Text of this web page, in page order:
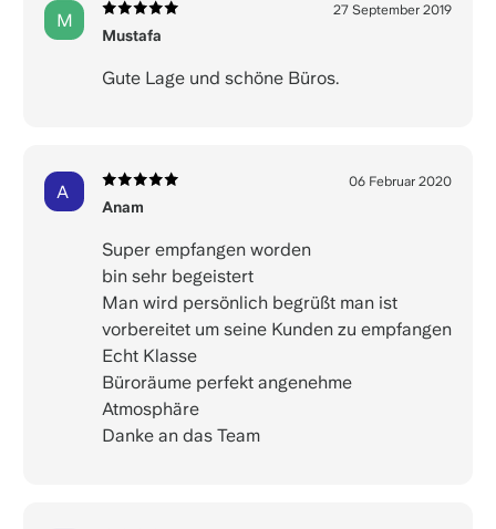
M
Mustafa
27 September 2019
Gute Lage und schöne Büros.
A
Anam
06 Februar 2020
Super empfangen worden
bin sehr begeistert
Man wird persönlich begrüßt man ist
vorbereitet um seine Kunden zu empfangen
Echt Klasse
Büroräume perfekt angenehme
Atmosphäre
Danke an das Team